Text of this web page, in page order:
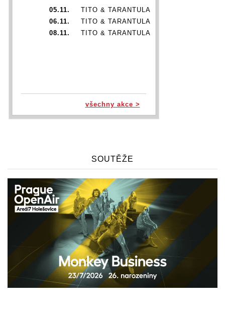
05.11.
TITO & TARANTULA
06.11.
TITO & TARANTULA
08.11.
TITO & TARANTULA
všechny akce >
SOUTĚŽE